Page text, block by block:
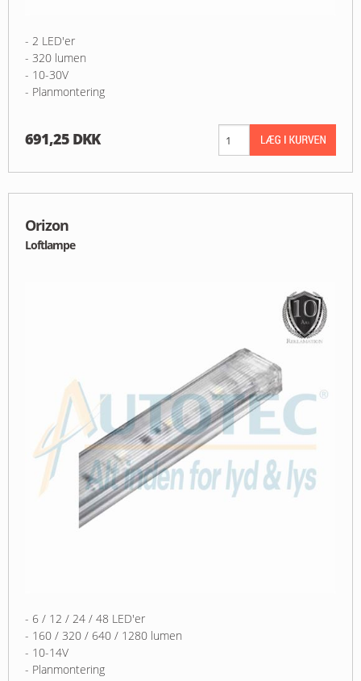
- 2 LED'er
- 320 lumen
- 10-30V
- Planmontering
691,25 DKK
Orizon
Loftlampe
- 6 / 12 / 24 / 48 LED'er
- 160 / 320 / 640 / 1280 lumen
- 10-14V
- Planmontering